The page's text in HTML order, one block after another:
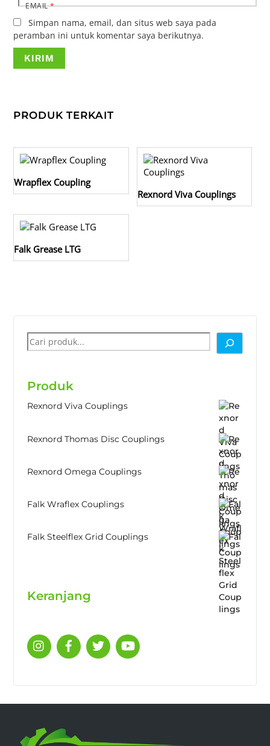
EMAIL*
Simpan nama, email, dan situs web saya pada
peramban ini untuk komentar saya berikutnya.
PRODUK TERKAIT
Wrapflex Coupling
Rexnord Viva Couplings
Falk Grease LTG
Cari
Produk
Rexnord Viva Couplings
Rexnord Thomas Disc Couplings
Rexnord Omega Couplings
Falk Wraflex Couplings
Falk Steelflex Grid Couplings
Keranjang